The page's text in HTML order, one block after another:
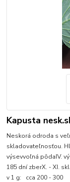
Kapusta
Neskorá odroda s
skladovateľnosťou.
výsevvoľná pôdaIV.
185 dní zberX. - XI.
v 1 g: cca 200 - 300